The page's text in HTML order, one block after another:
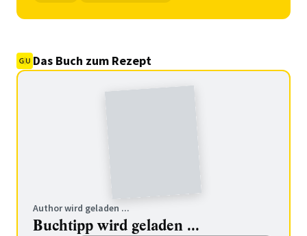
Das Buch zum Rezept
Author wird geladen ...
Buchtipp wird geladen ...